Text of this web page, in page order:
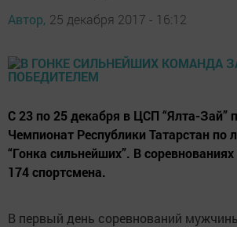
Автор, 25 декабря 2017 - 16:12
С 23 по 25 декабря в ЦСП “Ялта-Зай”
Чемпионат Республики Татарстан
“Гонка сильнейших”. В
174 спортсмена.
В первый день соревнований